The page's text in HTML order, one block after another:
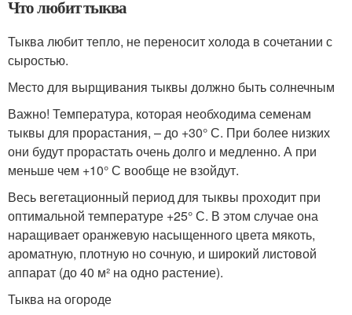
Что любит тыква
Тыква любит тепло, не переносит холода в сочетании с
сыростью.
Место для вырщивания тыквы должно быть солнечным
Важно! Температура, которая необходима семенам
тыквы для прорастания, – до +30° С. При более низких
они будут прорастать очень долго и медленно. А при
меньше чем +10° С вообще не взойдут.
Весь вегетационный период для тыквы проходит при
оптимальной температуре +25° С. В этом случае она
наращивает оранжевую насыщенного цвета мякоть,
ароматную, плотную но сочную, и широкий листовой
аппарат (до 40 м² на одно растение).
Тыква на огороде